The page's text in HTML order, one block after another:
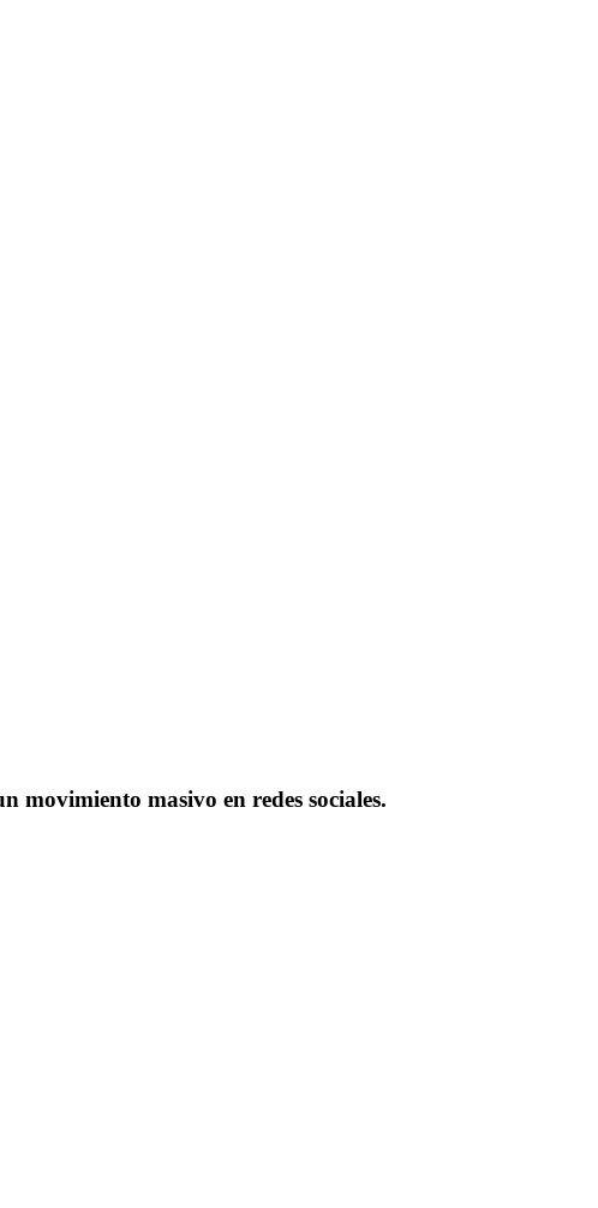
movimiento masivo en redes sociales.